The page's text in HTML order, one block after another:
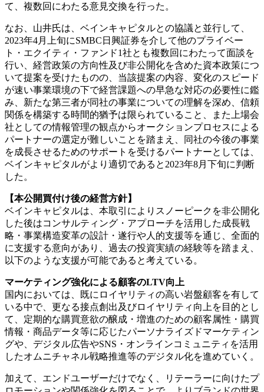
て、複数回にわたる意見交換を行った。
なお、山井氏は、ベインキャピタルとの協議と並行して、
2023年4月上旬にSMBC日興証券を介して他のプライベー
ト・エクイティ・ファンド1社とも複数回にわたって面談を
行い、経営政策の方向性及び非公開化を含めた資本政策につ
いて提案を受けたものの、当該提案の内容、変化のスピード
が速い事業環境の下で経営課題への早急な対応の必要性に鑑
み、新たな第三者が同社の事業についての理解を深め、信頼
関係を構築する時間的猶予は限られていること、また上場会
社としての情報管理の観点からオークションプロセスによる
パートナーの選定が難しいことを踏まえ、同社の今後の事業
を成長させるためのサポートを受けるパートナーとしては、
ベインキャピタルがより適切であると2023年8月下旬に判断
した。
【本公開買付け後の経営方針】
ベインキャピタルは、本取引によりスノーピークを非公開化
した後はコンサルティング・アプローチを活用した成長戦
略・事業構造変革の設計・遂行や人的支援等を通じ、全面的
に支援する意向があり、過去の投資実績の経験等を踏まえ、
以下のような支援が可能であると考えている。
マーケティング強化による顧客のLTV向上
国内においては、既にロイヤリティの高い岩盤顧客を有して
いる中で、更なる接点創出及びロイヤリティ向上を目的とし
て、定期的な購買意欲の醸成・増進のための顧客属性・購買
情報・商品データ等に応じたパーソナライズドマーケティン
グや、デジタル広告やSNS・オンラインコミュニティを活用
したオムニチャネル戦略推進等のデジタル化を進めていく。
加えて、エンドユーザーだけでなく、リテーラーに向けたプ